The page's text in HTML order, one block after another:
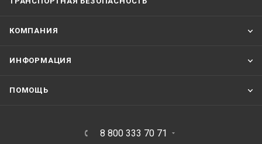
КОМПАНИЯ
ИНФОРМАЦИЯ
ПОМОЩЬ
8 800 333 70 71